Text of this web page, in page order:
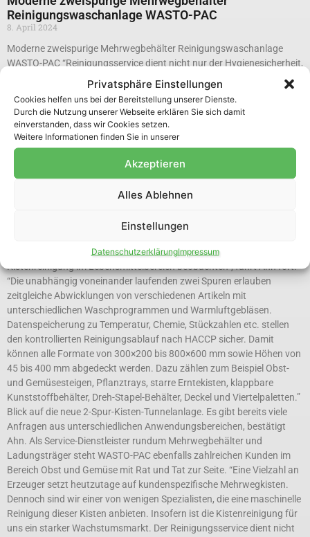
Privatsphäre Einstellungen
Cookies helfen uns bei der Bereitstellung unserer Dienste.
Durch die Nutzung unserer Webseite erklären Sie sich damit
einverstanden, dass wir Cookies setzen.
Weitere Informationen finden Sie in unserer
Akzeptieren
Alles Ablehnen
Einstellungen
DatenschutzerklärungImpressum
Reinigungswaschanlage WASTO-PAC
8. April 2024
Moderne zweispurige Mehrwegbehälter Reinigungswaschanlage
WASTO-PAC “Reinigungsservice dient nicht nur der Hygienesicherheit,
sondern auch der nachhaltigen Nutzung von Mehrwegbehältern”
Unmittelbar nach Ostern konnte die neue 2-Spur-Kisten-Tunnelanlage
in der Waschhalle der WASTO-PAC GmbH in Erftstadt-Friesheim in
Betrieb genommen werden. Die beiden Spuren der modernen
Reinigungsanlage können auf unterschiedliche Produkte und mit
unterschiedlicher Geschwindigkeit anhand von produktspezifischen
Waschprogrammen eingestellt werden. “Dabei bleibt unser
Schwerpunkt die Nahrungsmittelindustrie, der
Lebensmitteleinzelhandel sowie der Onlinehandel”, berichtet Walter
Anfrage. “Unsere alte Kistenwaschanlage stieß mittlerweile an ihre
Services erhöhen, zumal wir einen steigenden Bedarf an der
Kistenreinigung im Lebensmittelbereich beobachten”, fährt Ahn fort.
“Die unabhängig voneinander laufenden zwei Spuren erlauben
zeitgleiche Abwicklungen von verschiedenen Artikeln mit
unterschiedlichen Waschprogrammen und Warmluftgebläsen.
Datenspeicherung zu Temperatur, Chemie, Stückzahlen etc. stellen
den kontrollierten Reinigungsablauf nach HACCP sicher. Damit
können alle Formate von 300×200 bis 800×600 mm sowie Höhen von
45 bis 400 mm abgedeckt werden. Dazu zählen zum Beispiel Obst-
und Gemüsesteigen, Pflanztrays, starre Erntekisten, klappbare
Kunststoffbehälter, Dreh-Stapel-Behälter, Deckel und Viertelpaletten.”
Blick auf die neue 2-Spur-Kisten-Tunnelanlage. Es gibt bereits viele
Anfragen aus unterschiedlichen Anwendungsbereichen, bestätigt
Ahn. Als Service-Dienstleister rundum Mehrwegbehälter und
Ladungsträger steht WASTO-PAC ebenfalls zahlreichen Kunden im
Bereich Obst und Gemüse mit Rat und Tat zur Seite. “Eine Vielzahl an
Erzeuger setzt heutzutage auf kundenspezifische Mehrwegkisten.
Dennoch sind wir einer von wenigen Spezialisten, die eine maschinelle
Reinigung dieser Kisten anbieten. Insofern ist die Kistenreinigung für
uns ein starker Wachstumsmarkt. Der Reinigungsservice dient nicht